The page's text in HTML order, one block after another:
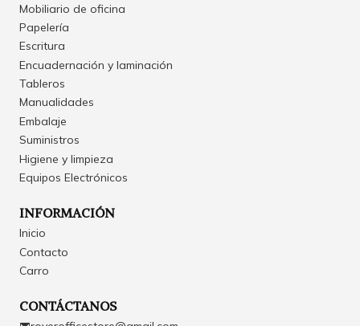
Mobiliario de oficina
Papelería
Escritura
Encuadernación y laminación
Tableros
Manualidades
Embalaje
Suministros
Higiene y limpieza
Equipos Electrónicos
INFORMACIÓN
Inicio
Contacto
Carro
CONTÁCTANOS